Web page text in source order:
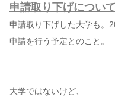
申請取り下げについ
申請取り下げした大学も。
申請を行う予定とのこと。
大学ではないけど、